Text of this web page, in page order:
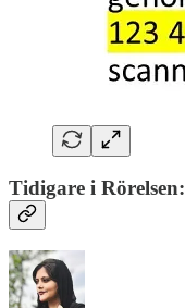
Tidigare i Rörelsen: